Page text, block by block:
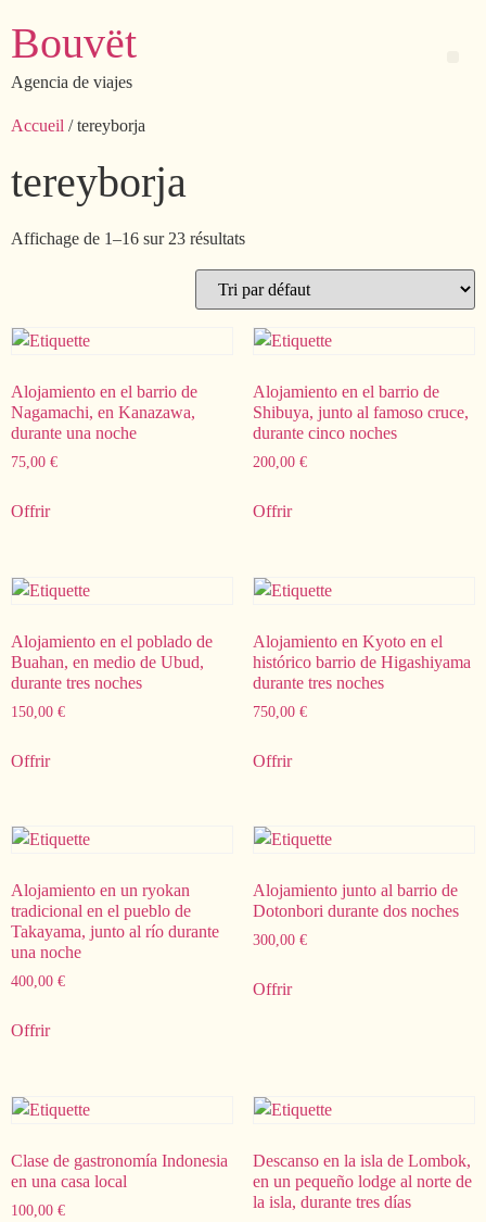
Bouvët
Agencia de viajes
Accueil / tereyborja
tereyborja
Affichage de 1–16 sur 23 résultats
Alojamiento en el barrio de
Nagamachi, en Kanazawa,
durante una noche
75,00 €
Offrir
Alojamiento en el barrio de
Shibuya, junto al famoso cruce,
durante cinco noches
200,00 €
Offrir
Alojamiento en el poblado de
Buahan, en medio de Ubud,
durante tres noches
150,00 €
Offrir
Alojamiento en Kyoto en el
histórico barrio de Higashiyama
durante tres noches
750,00 €
Offrir
Alojamiento en un ryokan
tradicional en el pueblo de
Takayama, junto al río durante
una noche
400,00 €
Offrir
Alojamiento junto al barrio de
Dotonbori durante dos noches
300,00 €
Offrir
Clase de gastronomía Indonesia
en una casa local
100,00 €
Descanso en la isla de Lombok,
en un pequeño lodge al norte de
la isla, durante tres días